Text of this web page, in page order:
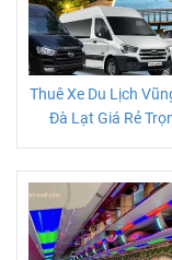
Thuê Xe Du Lịch
Đà Lạt Giá Rẻ